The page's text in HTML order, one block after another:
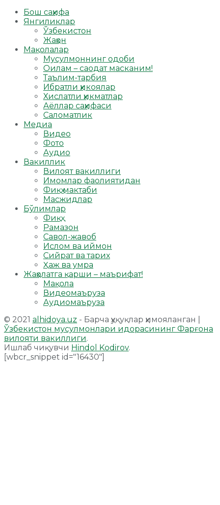
Бош саҳифа
Янгиликлар
Ўзбекистон
Жаҳон
Мақолалар
Мусулмоннинг одоби
Оилам – саодат масканим!
Таълим-тарбия
Ибратли ҳикоялар
Хислатли ҳикматлар
Аёллар саҳифаси
Саломатлик
Медиа
Видео
Фото
Аудио
Вакиллик
Вилоят вакиллиги
Имомлар фаолиятидан
Фиқҳ мактаби
Масжидлар
Бўлимлар
Фиқҳ
Рамазон
Савол-жавоб
Ислом ва иймон
Сийрат ва тарих
Ҳаж ва умра
Жаҳолатга қарши – маърифат!
Мақола
Видеомаъруза
Аудиомаъруза
© 2021 alhidoya.uz - Барча ҳуқуқлар ҳимояланган |
Ўзбекистон мусулмонлари идорасининг Фарғона
вилояти вакиллиги.
Ишлаб чиқувчи Hindol Kodirov.
[wbcr_snippet id="16430"]